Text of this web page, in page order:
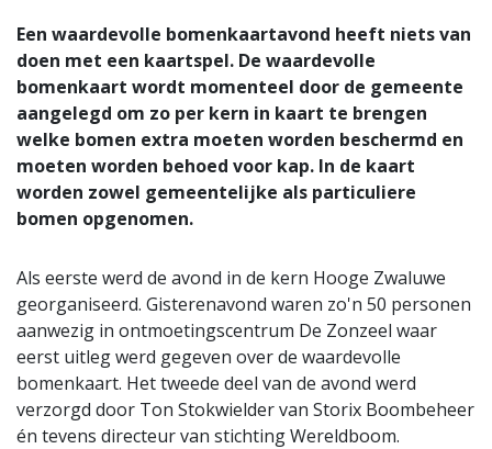
Een waardevolle bomenkaartavond heeft niets van
doen met een kaartspel. De waardevolle
bomenkaart wordt momenteel door de gemeente
aangelegd om zo per kern in kaart te brengen
welke bomen extra moeten worden beschermd en
moeten worden behoed voor kap. In de kaart
worden zowel gemeentelijke als particuliere
bomen opgenomen.
Als eerste werd de avond in de kern Hooge Zwaluwe
georganiseerd. Gisterenavond waren zo'n 50 personen
aanwezig in ontmoetingscentrum De Zonzeel waar
eerst uitleg werd gegeven over de waardevolle
bomenkaart. Het tweede deel van de avond werd
verzorgd door Ton Stokwielder van Storix Boombeheer
én tevens directeur van stichting Wereldboom.